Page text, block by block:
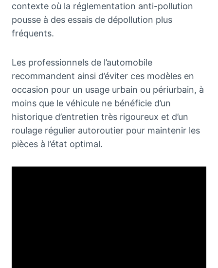
contexte où la réglementation anti-pollution
pousse à des essais de dépollution plus
fréquents.
Les professionnels de l’automobile
recommandent ainsi d’éviter ces modèles en
occasion pour un usage urbain ou périurbain, à
moins que le véhicule ne bénéficie d’un
historique d’entretien très rigoureux et d’un
roulage régulier autoroutier pour maintenir les
pièces à l’état optimal.